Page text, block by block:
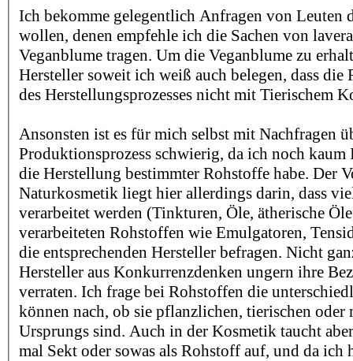
Ich bekomme gelegentlich Anfragen von Leuten
wollen, denen empfehle ich die Sachen von
Veganblume tragen. Um die Veganblume zu
Hersteller soweit ich weiß auch belegen, dass die
des Herstellungsprozesses nicht mit Tierischem
Ansonsten ist es für mich selbst mit Nachfragen
Produktionsprozess schwierig, da ich noch
die Herstellung bestimmter Rohstoffe habe. Der
Naturkosmetik liegt hier allerdings darin, dass
verarbeitet werden (Tinkturen, Öle, ätherische
verarbeiteten Rohstoffen wie Emulgatoren,
die entsprechenden Hersteller befragen. Nicht
Hersteller aus Konkurrenzdenken ungern ihre
verraten. Ich frage bei Rohstoffen die
können nach, ob sie pflanzlichen, tierischen oder
Ursprungs sind. Auch in der Kosmetik taucht
mal Sekt oder sowas als Rohstoff auf, und da ich